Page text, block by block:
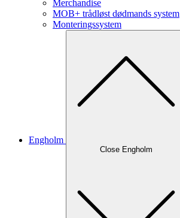
Merchandise
MOB+ trådløst dødmands system
Monteringssystem
Engholm
Close Engholm